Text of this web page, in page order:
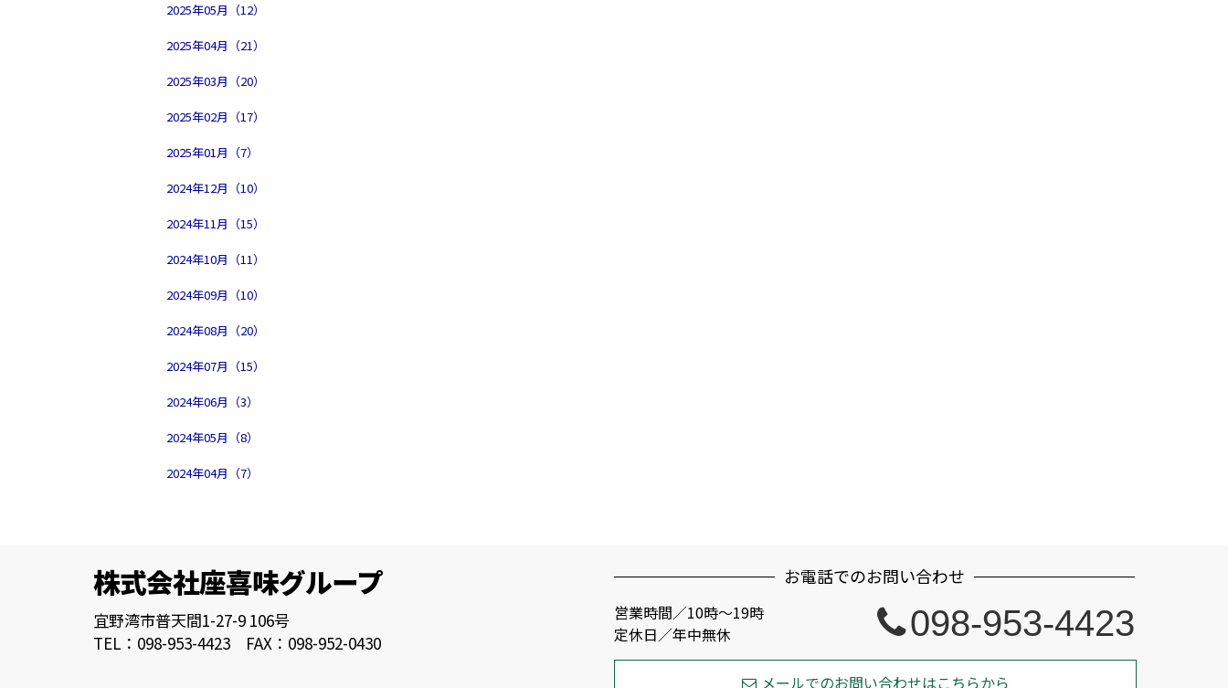
2025年05月（12）
2025年04月（21）
2025年03月（20）
2025年02月（17）
2025年01月（7）
2024年12月（10）
2024年11月（15）
2024年10月（11）
2024年09月（10）
2024年08月（20）
2024年07月（15）
2024年06月（3）
2024年05月（8）
2024年04月（7）
株式会社座喜味グループ
宜野湾市普天間1-27-9 106号
TEL：098-953-4423 FAX：098-952-0430
お電話でのお問い合わせ
営業時間／10時～19時
定休日／年中無休
098-953-4423
メールでのお問い合わせはこちらから